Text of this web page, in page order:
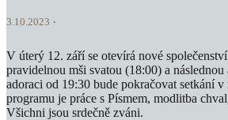
3.10.2023
V úterý 12. září se otevírá nové
pravidelnou mši svatou (18:00) a
adoraci od 19:30 bude pokračovat setkání
programu je práce s Písmem, modlitba
Všichni jsou srdečně zváni.